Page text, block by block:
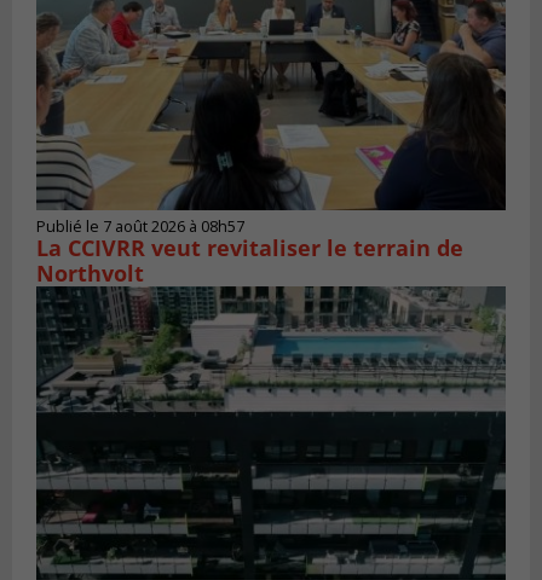
Publié le 7 août 2026 à 08h57
La CCIVRR veut revitaliser le terrain de
Northvolt